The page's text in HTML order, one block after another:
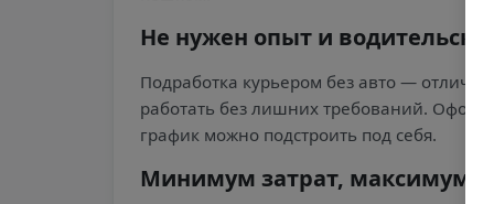
Не нужен опыт и
Подработка курьером без авто —
работать без лишних требований.
график можно подстроить под себя.
Минимум затрат, максимум